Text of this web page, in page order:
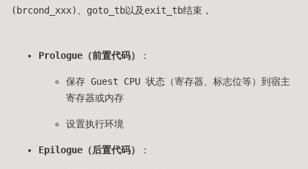
(brcond_xxx)、goto_tb以及exit_tb结束，
Prologue（前置代码） ：
保存 Guest CPU 状态（寄存器、标志位等）到宿主
寄存器或内存
设置执行环境
Epilogue（后置代码） ：